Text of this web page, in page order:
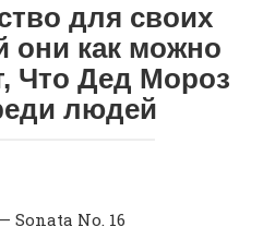
для своих
они как можно
Что Дед Мороз
людей
Sonata No. 16